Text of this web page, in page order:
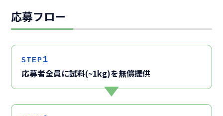
応募フロー
STEP 1
応募者全員に試料(~1kg)を無償提供